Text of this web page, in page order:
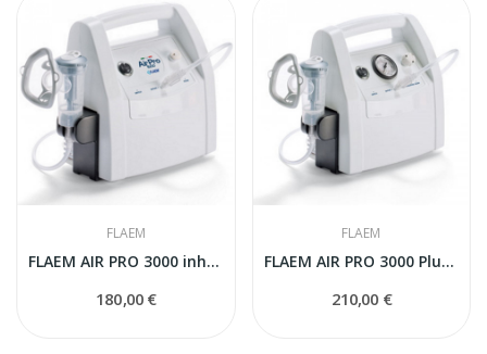
FLAEM
FLAEM AIR PRO 3000 inhalators professionālais
180,00 €
FLAEM
FLAEM AIR PRO 3000 Pluss inhalators...
210,00 €